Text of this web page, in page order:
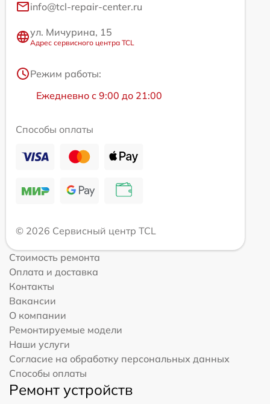
info@tcl-repair-center.ru
ул. Мичурина, 15
Адрес сервисного центра TCL
Режим работы:
Ежедневно с 9:00 до 21:00
Способы оплаты
© 2026 Сервисный центр TCL
Стоимость ремонта
Оплата и доставка
Контакты
Вакансии
О компании
Ремонтируемые модели
Наши услуги
Согласие на обработку персональных данных
Способы оплаты
Ремонт устройств